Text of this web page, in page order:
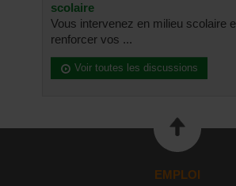
scolaire
Vous intervenez en milieu scolaire
renforcer vos ...
Voir toutes les discussions
EMPLOI